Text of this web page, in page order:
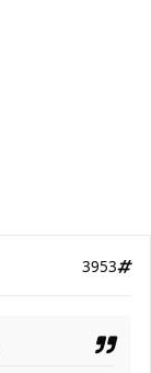
3953